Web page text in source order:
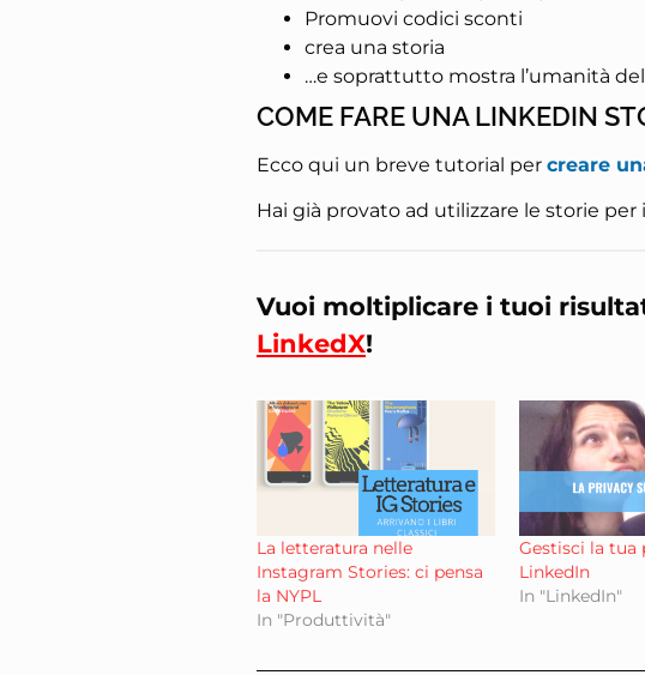
Promuovi codici sconti
crea una storia
…e soprattutto mostra l’umanità
COME FARE UNA LINKEDIN
Ecco qui un breve tutorial per creare
Hai già provato ad utilizzare le storie
Vuoi moltiplicare i tuoi
LinkedX!
La letteratura nelle
Instagram Stories: ci pensa
la NYPL
In "Produttività"
Gestisci la tua
LinkedIn
In "LinkedIn"